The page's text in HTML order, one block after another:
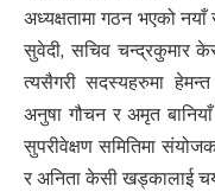
अध्यक्षतामा गठन भएको नयाँ
सुवेदी, सचिव चन्द्रकुमार
त्यसैगरी सदस्यहरुमा
अनुषा गौचन र अमृत
सुपरीवेक्षण समितिमा
र अनिता केसी खड्कालाई